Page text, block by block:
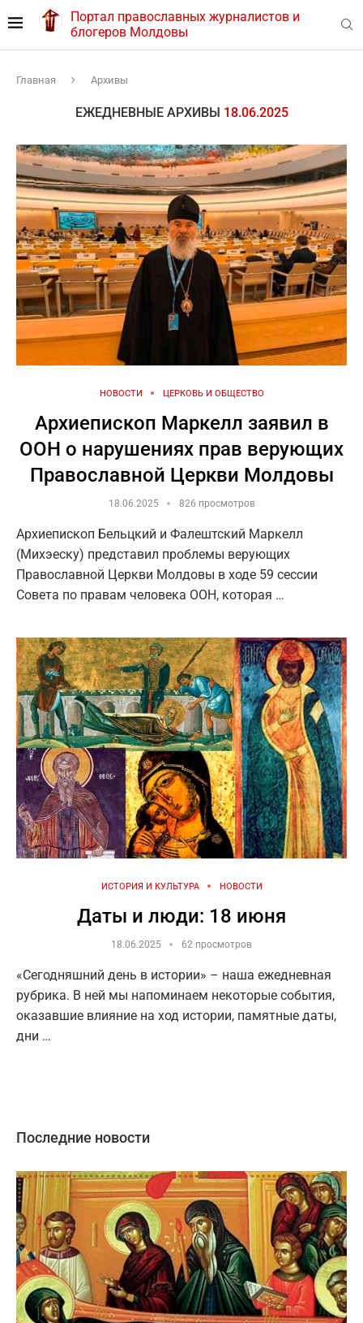
Портал православных журналистов и
блогеров Молдовы
Главная Архивы
ЕЖЕДНЕВНЫЕ АРХИВЫ 18.06.2025
НОВОСТИ ЦЕРКОВЬ И ОБЩЕСТВО
Архиепископ Маркелл заявил в
ООН о нарушениях прав верующих
Православной Церкви Молдовы
18.06.2025 826 просмотров
Архиепископ Бельцкий и Фалештский Маркелл
(Михэеску) представил проблемы верующих
Православной Церкви Молдовы в ходе 59 сессии
Совета по правам человека ООН, которая …
ИСТОРИЯ И КУЛЬТУРА НОВОСТИ
Даты и люди: 18 июня
18.06.2025 62 просмотров
«Сегодняшний день в истории» – наша ежедневная
рубрика. В ней мы напоминаем некоторые события,
оказавшие влияние на ход истории, памятные даты,
дни …
Последние новости